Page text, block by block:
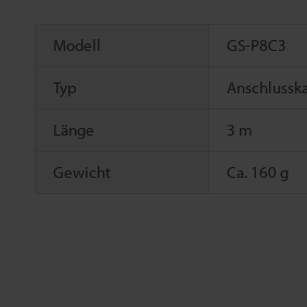
Modell GS-P8C3
Typ
Länge 3 m
Gewicht Ca. 160 g